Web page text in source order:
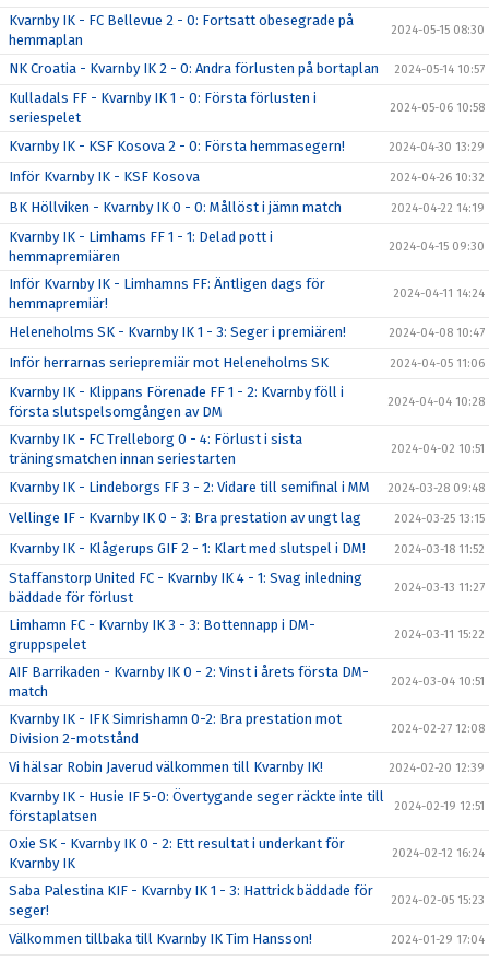
Kvarnby IK - FC Bellevue 2 - 0: Fortsatt obesegrade på
hemmaplan
2024-05-15 08:30
NK Croatia - Kvarnby IK 2 - 0: Andra förlusten på bortaplan 2024-05-14 10:57
Kulladals FF - Kvarnby IK 1 - 0: Första förlusten i
seriespelet
2024-05-06 10:58
Kvarnby IK - KSF Kosova 2 - 0: Första hemmasegern! 2024-04-30 13:29
Inför Kvarnby IK - KSF Kosova 2024-04-26 10:32
BK Höllviken - Kvarnby IK 0 - 0: Mållöst i jämn match 2024-04-22 14:19
Kvarnby IK - Limhams FF 1 - 1: Delad pott i
hemmapremiären
2024-04-15 09:30
Inför Kvarnby IK - Limhamns FF: Äntligen dags för
hemmapremiär!
2024-04-11 14:24
Heleneholms SK - Kvarnby IK 1 - 3: Seger i premiären! 2024-04-08 10:47
Inför herrarnas seriepremiär mot Heleneholms SK 2024-04-05 11:06
Kvarnby IK - Klippans Förenade FF 1 - 2: Kvarnby föll i
första slutspelsomgången av DM
2024-04-04 10:28
Kvarnby IK - FC Trelleborg 0 - 4: Förlust i sista
träningsmatchen innan seriestarten
2024-04-02 10:51
Kvarnby IK - Lindeborgs FF 3 - 2: Vidare till semifinal i MM 2024-03-28 09:48
Vellinge IF - Kvarnby IK 0 - 3: Bra prestation av ungt lag 2024-03-25 13:15
Kvarnby IK - Klågerups GIF 2 - 1: Klart med slutspel i DM! 2024-03-18 11:52
Staffanstorp United FC - Kvarnby IK 4 - 1: Svag inledning
bäddade för förlust
2024-03-13 11:27
Limhamn FC - Kvarnby IK 3 - 3: Bottennapp i DM-
gruppspelet
2024-03-11 15:22
AIF Barrikaden - Kvarnby IK 0 - 2: Vinst i årets första DM-
match
2024-03-04 10:51
Kvarnby IK - IFK Simrishamn 0-2: Bra prestation mot
Division 2-motstånd
2024-02-27 12:08
Vi hälsar Robin Javerud välkommen till Kvarnby IK! 2024-02-20 12:39
Kvarnby IK - Husie IF 5-0: Övertygande seger räckte inte till
förstaplatsen
2024-02-19 12:51
Oxie SK - Kvarnby IK 0 - 2: Ett resultat i underkant för
Kvarnby IK
2024-02-12 16:24
Saba Palestina KIF - Kvarnby IK 1 - 3: Hattrick bäddade för
seger!
2024-02-05 15:23
Välkommen tillbaka till Kvarnby IK Tim Hansson! 2024-01-29 17:04